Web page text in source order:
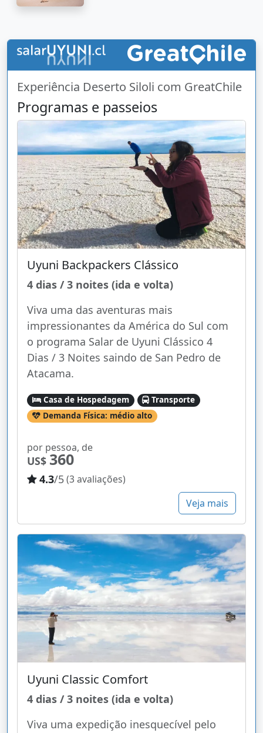
Experiência Deserto Siloli com GreatChile
Programas e passeios
Uyuni Backpackers Clássico
4 dias / 3 noites (ida e volta)
Viva uma das aventuras mais
impressionantes da América do Sul com
o programa Salar de Uyuni Clássico 4
Dias / 3 Noites saindo de San Pedro de
Atacama.
Casa de Hospedagem
Transporte
Demanda Física: médio alto
por pessoa, de
US$ 360
4.3/5(3 avaliações)
Veja mais
Uyuni Classic Comfort
4 dias / 3 noites (ida e volta)
Viva uma expedição inesquecível pelo